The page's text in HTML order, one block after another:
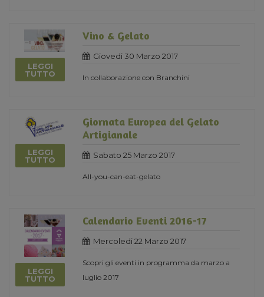
LEGGI
TUTTO
Vino & Gelato
Giovedi 30 Marzo 2017
In collaborazione con Branchini
LEGGI
TUTTO
Giornata Europea del Gelato
Artigianale
Sabato 25 Marzo 2017
All-you-can-eat-gelato
LEGGI
TUTTO
Calendario Eventi 2016-17
Mercoledi 22 Marzo 2017
Scopri gli eventi in programma da marzo a
luglio 2017